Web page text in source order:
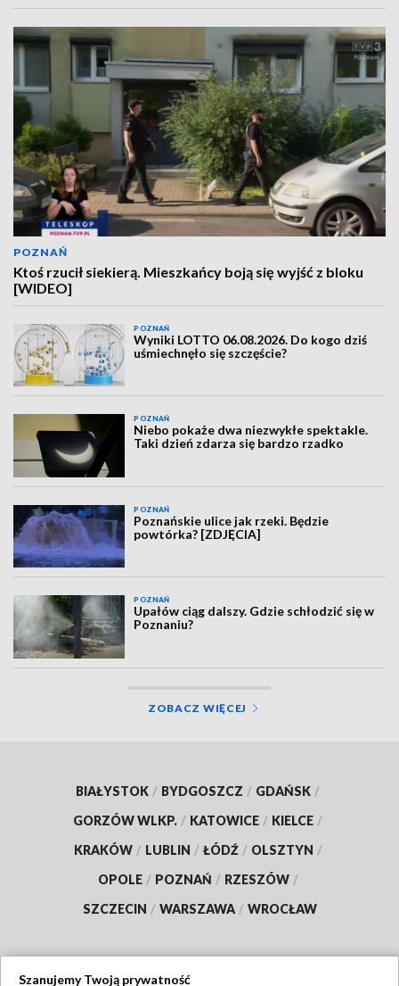
POZNAŃ
Ktoś rzucił siekierą. Mieszkańcy boją się wyjść z bloku
[WIDEO]
POZNAŃ
Wyniki LOTTO 06.08.2026. Do kogo dziś
uśmiechnęło się szczęście?
POZNAŃ
Niebo pokaże dwa niezwykłe spektakle.
Taki dzień zdarza się bardzo rzadko
POZNAŃ
Poznańskie ulice jak rzeki. Będzie
powtórka? [ZDJĘCIA]
POZNAŃ
Upałów ciąg dalszy. Gdzie schłodzić się w
Poznaniu?
ZOBACZ WIĘCEJ
BIAŁYSTOK / BYDGOSZCZ / GDAŃSK /
GORZÓW WLKP. / KATOWICE / KIELCE /
KRAKÓW / LUBLIN / ŁÓDŹ / OLSZTYN /
OPOLE / POZNAŃ / RZESZÓW /
SZCZECIN / WARSZAWA / WROCŁAW
Szanujemy Twoją prywatność